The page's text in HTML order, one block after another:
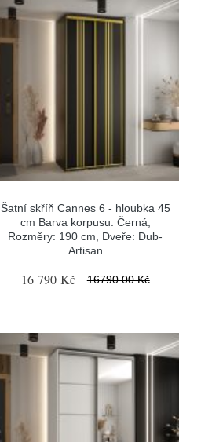
Šatní skříň Cannes 6 - hloubka 45
cm Barva korpusu: Černá,
Rozměry: 190 cm, Dveře: Dub-
Artisan
16 790 Kč 16790.00 Kč